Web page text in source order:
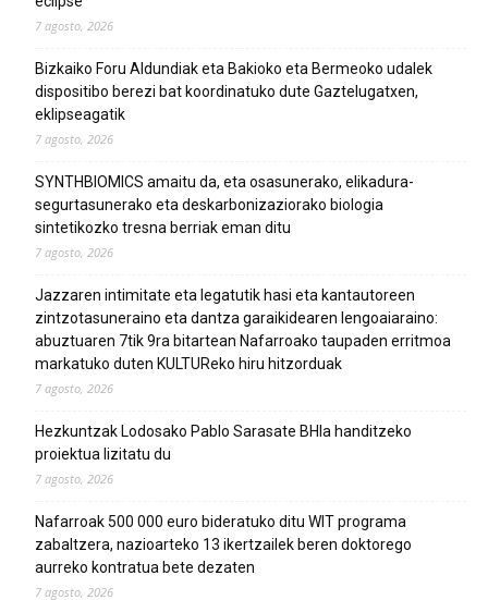
7 agosto, 2026
Bizkaiko Foru Aldundiak eta Bakioko eta Bermeoko udalek
dispositibo berezi bat koordinatuko dute Gaztelugatxen,
eklipseagatik
7 agosto, 2026
SYNTHBIOMICS amaitu da, eta osasunerako, elikadura-
segurtasunerako eta deskarbonizaziorako biologia
sintetikozko tresna berriak eman ditu
7 agosto, 2026
Jazzaren intimitate eta legatutik hasi eta kantautoreen
zintzotasuneraino eta dantza garaikidearen lengoaiaraino:
abuztuaren 7tik 9ra bitartean Nafarroako taupaden erritmoa
markatuko duten KULTUReko hiru hitzorduak
7 agosto, 2026
Hezkuntzak Lodosako Pablo Sarasate BHIa handitzeko
proiektua lizitatu du
7 agosto, 2026
Nafarroak 500 000 euro bideratuko ditu WIT programa
zabaltzera, nazioarteko 13 ikertzailek beren doktorego
aurreko kontratua bete dezaten
7 agosto, 2026